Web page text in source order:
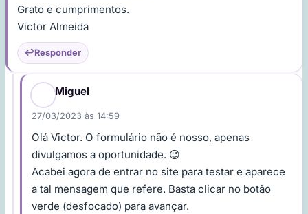
Grato e cumprimentos.
Victor Almeida
Responder
Miguel
27/03/2023 às 14:59
Olá Victor. O formulário não é nosso, apenas
divulgamos a oportunidade. 😉
Acabei agora de entrar no site para testar e aparece
a tal mensagem que refere. Basta clicar no botão
verde (desfocado) para avançar.